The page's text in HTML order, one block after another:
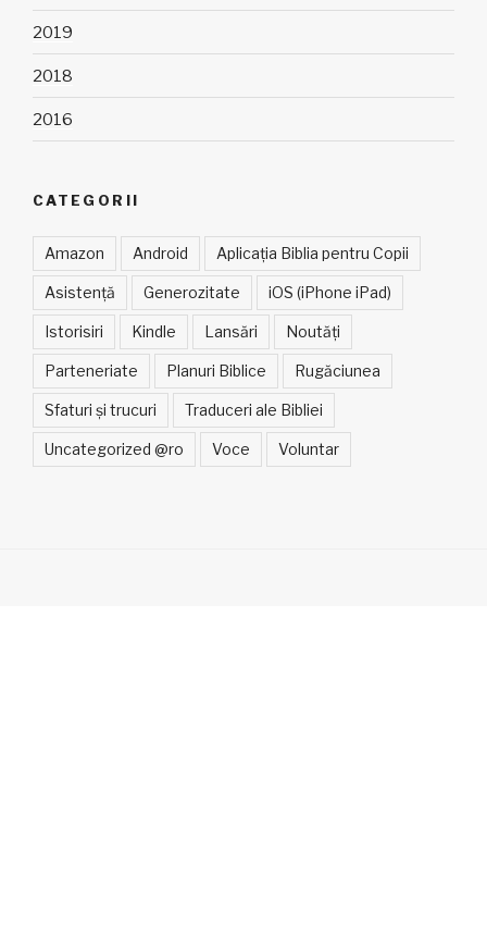
2019
2018
2016
CATEGORII
Amazon Android Aplicația Biblia pentru Copii
Asistență Generozitate iOS (iPhone iPad)
Istorisiri Kindle Lansări Noutăți
Parteneriate Planuri Biblice Rugăciunea
Sfaturi și trucuri Traduceri ale Bibliei
Uncategorized @ro Voce Voluntar